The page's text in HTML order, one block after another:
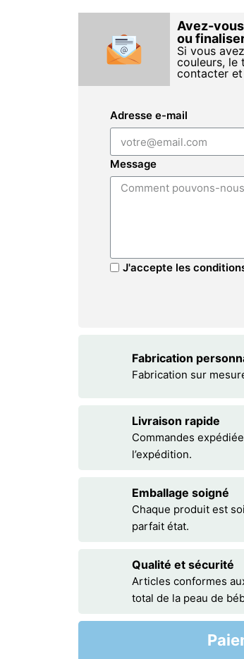
Avez-
ou
Si vous
couleurs, le
contacter
Adresse e-mail
Message
J'accepte les
Fabrication
Fabrication sur
Livraison rapide
Commandes
l’expédition.
Emballage soigné
Chaque produit est
parfait état.
Qualité et sécurité
Articles conformes
total de la peau de